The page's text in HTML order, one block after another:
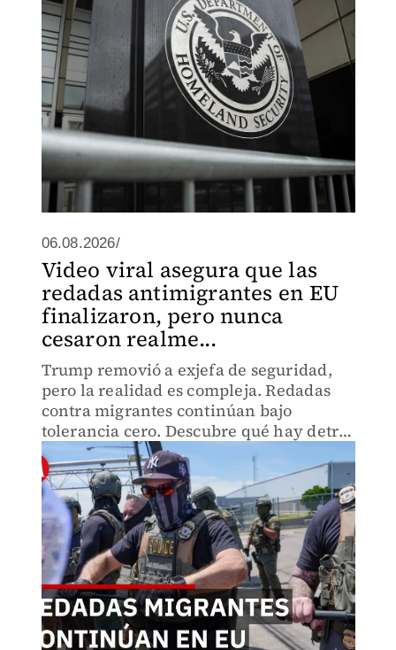
06.08.2026/
Video viral asegura que las
redadas antimigrantes en EU
finalizaron, pero nunca
cesaron realme...
Trump removió a exjefa de seguridad,
pero la realidad es compleja. Redadas
contra migrantes continúan bajo
tolerancia cero. Descubre qué hay detrás
del despido y por qué la promesa de fin
de deportaciones no es lo que parece.